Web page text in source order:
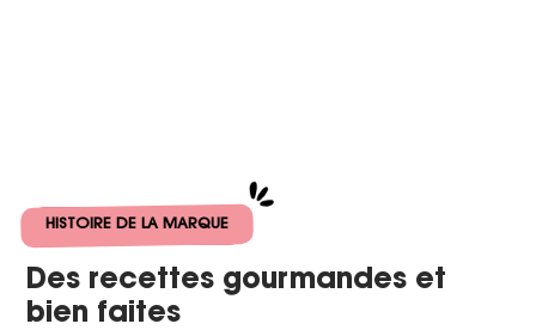
HISTOIRE DE LA MARQUE
Des recettes gourmandes et
bien faites